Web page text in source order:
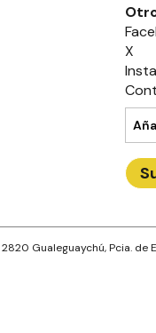
X
2820 Gualeguaychú, Pcia. de